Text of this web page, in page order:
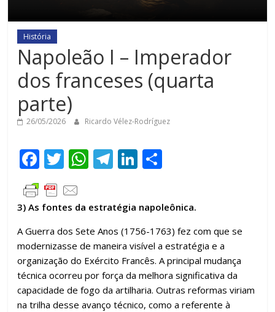
História
Napoleão I – Imperador
dos franceses (quarta
parte)
26/05/2026 Ricardo Vélez-Rodríguez
F
ac
e
b
o
o
k
T
w
itt
er
W
at
s
A
p
p
T
e
gr
a
m
Li
e
dI
n
m
p
ar
til
h
ar
3) As fontes da estratégia napoleônica.
A Guerra dos Sete Anos (1756-1763) fez com que se
modernizasse de maneira visível a estratégia e a
organização do Exército Francês. A principal mudança
técnica ocorreu por força da melhora significativa da
capacidade de fogo da artilharia. Outras reformas viriam
na trilha desse avanço técnico, como a referente à